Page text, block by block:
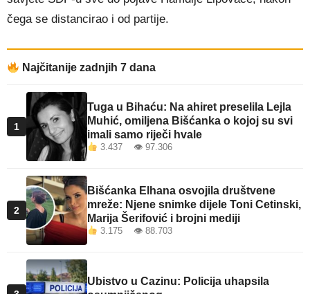
čega se distancirao i od partije.
Najčitanije zadnjih 7 dana
1
Tuga u Bihaću: Na ahiret preselila Lejla
Muhić, omiljena Bišćanka o kojoj su svi
imali samo riječi hvale
3.437 👁 97.306
2
Bišćanka Elhana osvojila društvene
mreže: Njene snimke dijele Toni Cetinski,
Marija Šerifović i brojni mediji
3.175 👁 88.703
Ubistvo u Cazinu: Policija uhapsila